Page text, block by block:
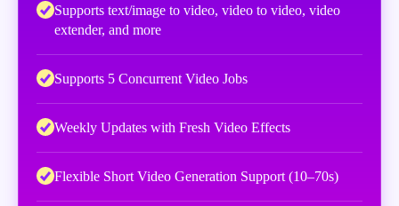
Supports text/image to video, video to video, video
extender, and more
Supports 5 Concurrent Video Jobs
Weekly Updates with Fresh Video Effects
Flexible Short Video Generation Support (10–70s)